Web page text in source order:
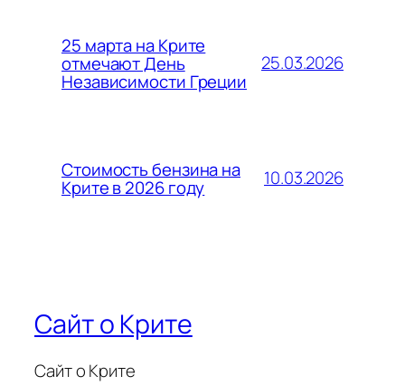
25 марта на Крите
отмечают День
Независимости Греции
25.03.2026
Стоимость бензина на
Крите в 2026 году 10.03.2026
Сайт о Крите
Сайт о Крите